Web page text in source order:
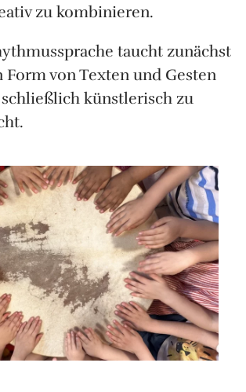
zu kombinieren.
taucht zunächst
von Texten und Gesten
künstlerisch zu